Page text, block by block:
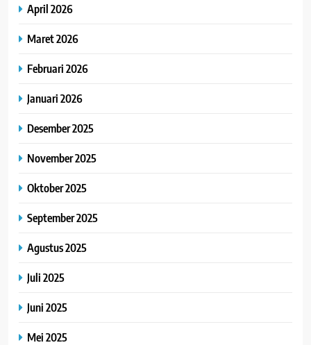
April 2026
Maret 2026
Februari 2026
Januari 2026
Desember 2025
November 2025
Oktober 2025
September 2025
Agustus 2025
Juli 2025
Juni 2025
Mei 2025